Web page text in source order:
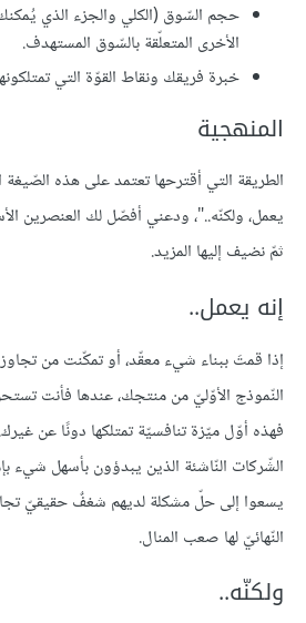
حجم السّوق (الكلي والجزء الذي
الأخرى المتعلّقة بالسّوق المستهدف.
خبرة فريقك ونقاط القوّة التي
المنهجية
الطريقة التي أقترحها تعتمد على هذه
يعمل، ولكنّه.."، ودعني أفصّل لك العنصرين
ثمّ نضيف إليها المزيد.
إنه يعمل..
إذا قمتَ ببناء شيء معقّد، أو تمكّنت من
النّموذج الأوّليّ من منتجك، عندها فأنت
فهذه أوّل ميّزة تنافسيّة تمتلكها دونًا عن
الشّركات النّاشئة الذين يبدؤون بأسهل شيء
يسعوا إلى حلّ مشكلة لديهم شغفٌ حقيقيّ
النّهائيّ لها صعب المنال.
ولكنّه..